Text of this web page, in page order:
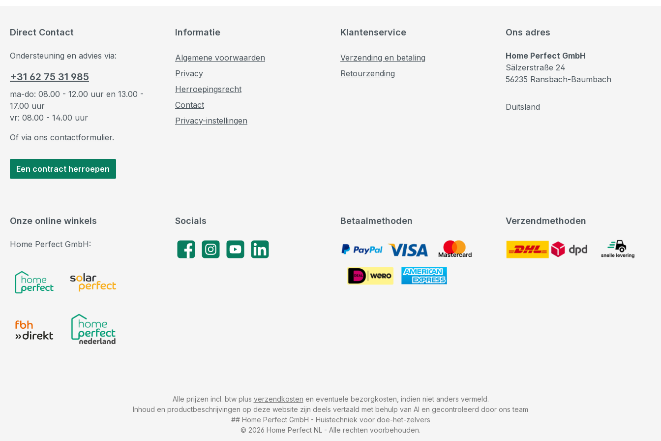
Direct Contact
Ondersteuning en advies via:
+31 62 75 31 985
ma-do: 08.00 - 12.00 uur en 13.00 -
17.00 uur
vr: 08.00 - 14.00 uur
Of via ons contactformulier.
Een contract herroepen
Informatie
Algemene voorwaarden
Privacy
Herroepingsrecht
Contact
Privacy-instellingen
Klantenservice
Verzending en betaling
Retourzending
Betaalmethoden
PayPal, VISA, Mastercard
Verzendmethoden
Ons adres
Home Perfect GmbH
Sälzerstraße 24
56235 Ransbach-Baumbach
Duitsland
Socials
FacebookInstagramYouTubeLinkedIn
Onze online winkels
Home Perfect GmbH:
Alle prijzen incl. btw plus verzendkosten en eventuele bezorgkosten, indien niet anders vermeld.
Inhoud en productbeschrijvingen op deze website zijn deels vertaald met behulp van AI en gecontroleerd door ons team
## Home Perfect GmbH - Huistechniek voor doe-het-zelvers
© 2026 Home Perfect NL - Alle rechten voorbehouden.